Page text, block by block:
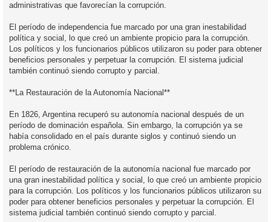
administrativas que favorecían la corrupción.
El período de independencia fue marcado por una gran inestabilidad
política y social, lo que creó un ambiente propicio para la corrupción.
Los políticos y los funcionarios públicos utilizaron su poder para obtener
beneficios personales y perpetuar la corrupción. El sistema judicial
también continuó siendo corrupto y parcial.
**La Restauración de la Autonomía Nacional**
En 1826, Argentina recuperó su autonomía nacional después de un
período de dominación española. Sin embargo, la corrupción ya se
había consolidado en el país durante siglos y continuó siendo un
problema crónico.
El período de restauración de la autonomía nacional fue marcado por
una gran inestabilidad política y social, lo que creó un ambiente propicio
para la corrupción. Los políticos y los funcionarios públicos utilizaron su
poder para obtener beneficios personales y perpetuar la corrupción. El
sistema judicial también continuó siendo corrupto y parcial.